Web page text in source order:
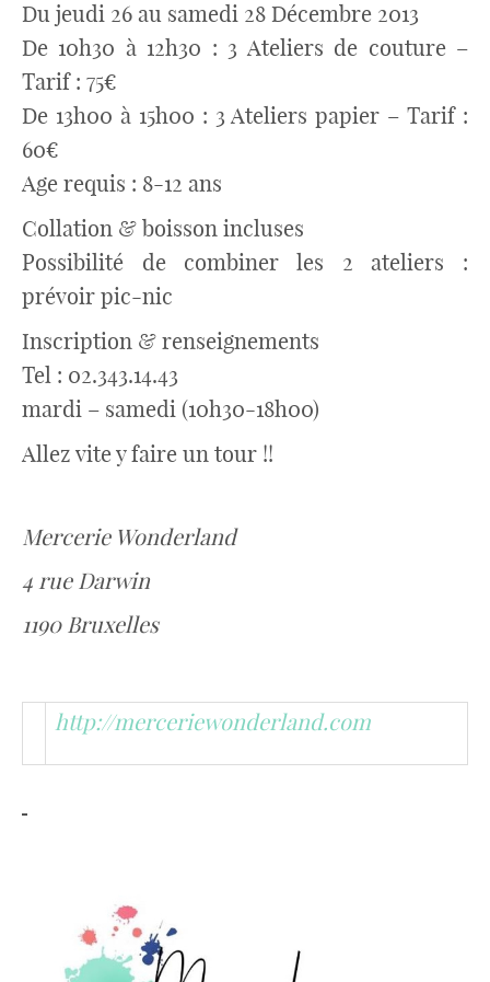
Du jeudi 26 au samedi 28 Décembre 2013
De 10h30 à 12h30 : 3 Ateliers de couture –
Tarif : 75€
De 13h00 à 15h00 : 3 Ateliers papier – Tarif :
60€
Age requis : 8-12 ans
Collation & boisson incluses
Possibilité de combiner les 2 ateliers :
prévoir pic-nic
Inscription & renseignements
Tel : 02.343.14.43
mardi – samedi (10h30-18h00)
Allez vite y faire un tour !!
Mercerie Wonderland
4 rue Darwin
1190 Bruxelles
http://merceriewonderland.com